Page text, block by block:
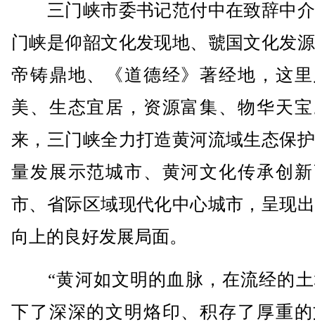
三门峡市委书记范付中在致辞中
门峡是仰韶文化发现地、虢国文化发
帝铸鼎地、《道德经》著经地，这
美、生态宜居，资源富集、物华天
来，三门峡全力打造黄河流域生态保
量发展示范城市、黄河文化传承创
市、省际区域现代化中心城市，呈现
向上的良好发展局面。
“黄河如文明的血脉，在流经的土
下了深深的文明烙印、积存了厚重